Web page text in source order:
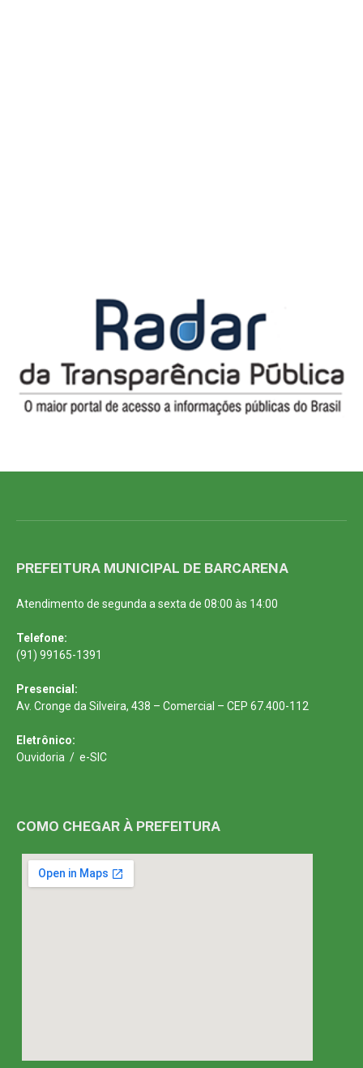
PREFEITURA MUNICIPAL DE BARCARENA
Atendimento de segunda a sexta de 08:00 às 14:00
Telefone:
(91) 99165-1391
Presencial:
Av. Cronge da Silveira, 438 – Comercial – CEP 67.400-112
Eletrônico:
Ouvidoria / e-SIC
COMO CHEGAR À PREFEITURA